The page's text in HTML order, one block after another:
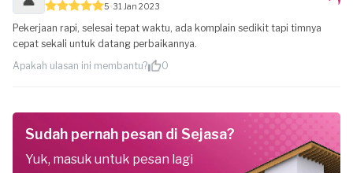
5 31 Jan 2023
Pekerjaan rapi, selesai tepat waktu, ada komplain sedikit tapi timnya
cepat sekali untuk datang perbaikannya.
Apakah ulasan ini membantu?
0
Sudah pernah pesan di Sejasa?
Yuk, masuk untuk pesan lagi